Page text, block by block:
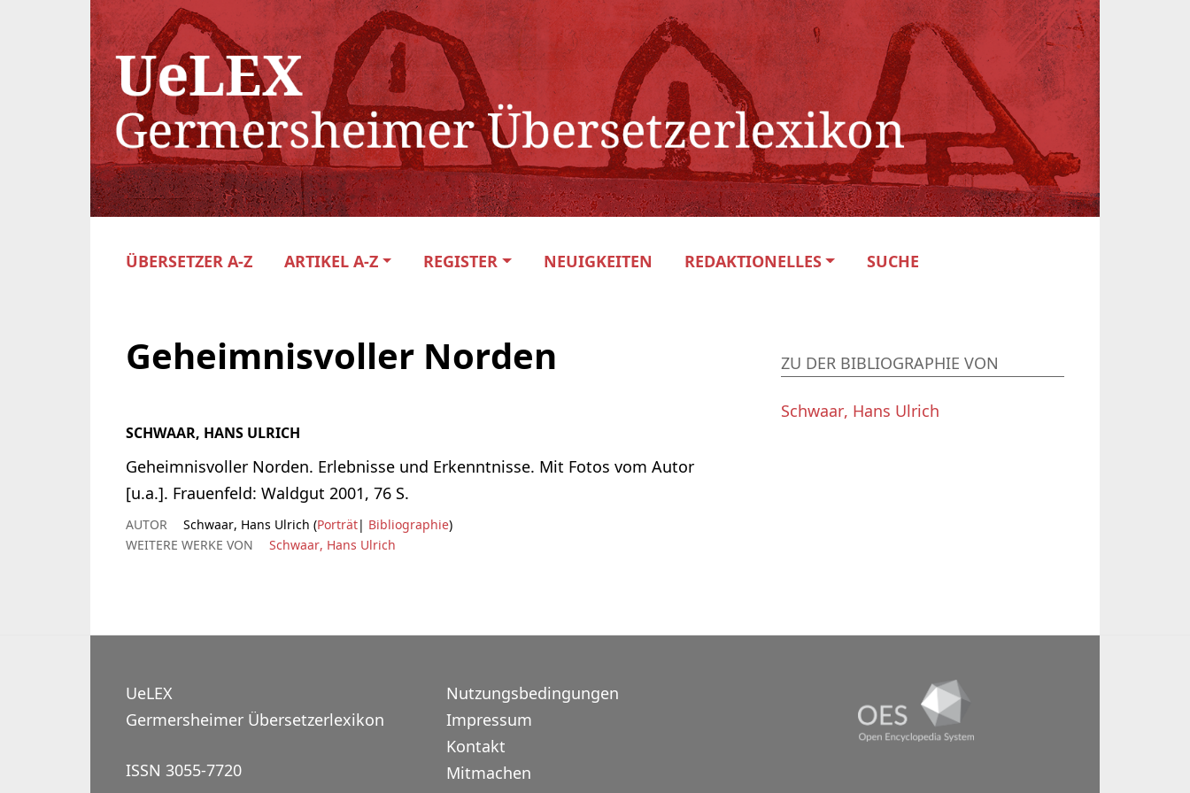
ÜBERSETZER A-Z ARTIKEL A-Z REGISTER NEUIGKEITEN REDAKTIONELLES SUCHE
Geheimnisvoller Norden
SCHWAAR, HANS ULRICH
Geheimnisvoller Norden. Erlebnisse und Erkenntnisse. Mit Fotos vom Autor
[u.a.]. Frauenfeld: Waldgut 2001, 76 S.
AUTOR Schwaar, Hans Ulrich (Porträt| Bibliographie)
WEITERE WERKE VON
Schwaar, Hans Ulrich
ZU DER BIBLIOGRAPHIE VON
Schwaar, Hans Ulrich
UeLEX
Germersheimer Übersetzerlexikon
ISSN 3055-7720
Nutzungsbedingungen
Impressum
Kontakt
Mitmachen